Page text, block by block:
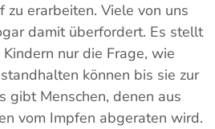
zu erarbeiten. Viele von uns
damit überfordert. Es stellt
nur die Frage, wie
können bis sie zur
gibt Menschen, denen aus
vom Impfen abgeraten wird.